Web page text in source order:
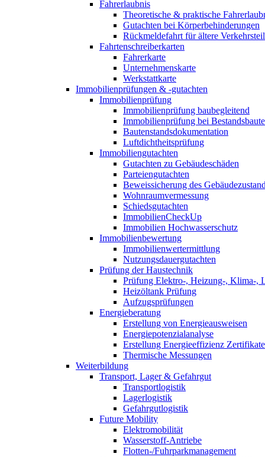
Fahrerlaubnis
Theoretische & praktische
Gutachten bei Körperbehinderungen
Rückmeldefahrt für ältere
Fahrtenschreiberkarten
Fahrerkarte
Unternehmenskarte
Werkstattkarte
Immobilienprüfungen & -gutachten
Immobilienprüfung
Immobilienprüfung baubegleitend
Immobilienprüfung bei
Bautenstandsdokumentation
Luftdichtheitsprüfung
Immobiliengutachten
Gutachten zu Gebäudeschäden
Parteiengutachten
Beweissicherung des
Wohnraumvermessung
Schiedsgutachten
ImmobilienCheckUp
Immobilien Hochwasserschutz
Immobilienbewertung
Immobilienwertermittlung
Nutzungsdauergutachten
Prüfung der Haustechnik
Prüfung Elektro-, Heizung-, Klima-,
Heizöltank Prüfung
Aufzugsprüfungen
Energieberatung
Erstellung von Energieausweisen
Energiepotenzialanalyse
Erstellung Energieeffizienz Zertifikate
Thermische Messungen
Weiterbildung
Transport, Lager & Gefahrgut
Transportlogistik
Lagerlogistik
Gefahrgutlogistik
Future Mobility
Elektromobilität
Wasserstoff-Antriebe
Flotten-/Fuhrparkmanagement